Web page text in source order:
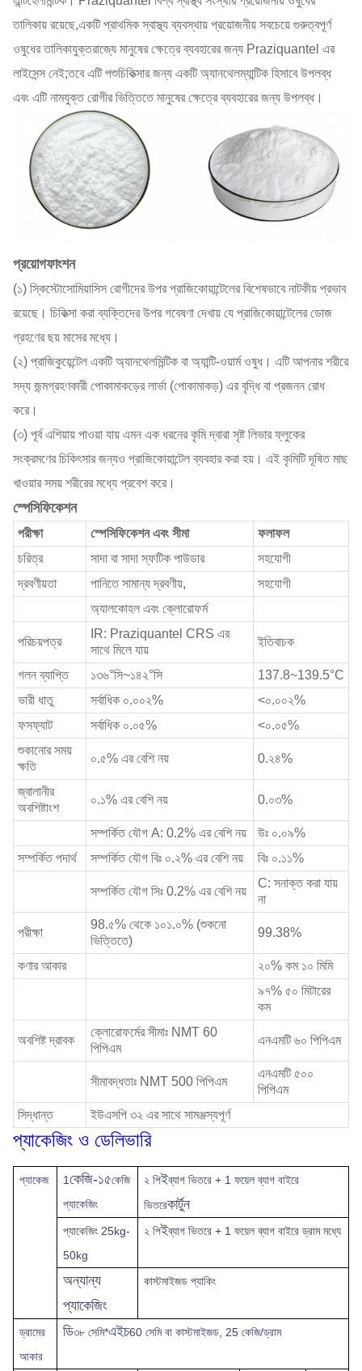
তালিকায় রয়েছে,একটি প্রাথমিক স্বাস্থ্য ব্যবস্থায় প্রয়োজনীয় সবচেয়ে গুরুত্বপূর্ণ
ওষুধের তালিকাযুক্তরাজ্যে মানুষের ক্ষেত্রে ব্যবহারের জন্য Praziquantel এর
লাইসেন্স নেই;তবে এটি পশুচিকিত্সার জন্য একটি অ্যানথেলম্যান্টিক হিসাবে উপলব্ধ
এবং এটি নামযুক্ত রোগীর ভিত্তিতে মানুষের ক্ষেত্রে ব্যবহারের জন্য উপলব্ধ।
প্রয়োগফাংশন
(১) স্কিস্টোসোমিয়াসিস রোগীদের উপর প্রাজিকোয়ান্টেলের বিশেষভাবে নাটকীয় প্রভাব
রয়েছে। চিকিত্সা করা ব্যক্তিদের উপর গবেষণা দেখায় যে প্রাজিকোয়ান্টেলের ডোজ
গ্রহণের ছয় মাসের মধ্যে।
(২) প্রাজিকুয়েন্টেল একটি অ্যানথেলমিন্টিক বা অ্যান্টি-ওয়ার্ম ওষুধ। এটি আপনার শরীরে
সদ্য জন্মগ্রহণকারী পোকামাকড়ের লার্ভা (পোকামাকড়) এর বৃদ্ধি বা প্রজনন রোধ
করে।
(৩) পূর্ব এশিয়ায় পাওয়া যায় এমন এক ধরনের কৃমি দ্বারা সৃষ্ট লিভার ফ্লুকের
সংক্রমণের চিকিৎসার জন্যও প্রাজিকোয়ান্টেল ব্যবহার করা হয়। এই কৃমিটি দূষিত মাছ
খাওয়ার সময় শরীরের মধ্যে প্রবেশ করে।
স্পেসিফিকেশন
পরীক্ষা স্পেসিফিকেশন এবং সীমা
ফলাফল
চরিত্র
সাদা বা সাদা স্ফটিক পাউডার
সহযোগী
দ্রবণীয়তা
পানিতে সামান্য দ্রবণীয়,
সহযোগী
অ্যালকোহল এবং ক্লোরোফর্ম
পরিচয়পত্র
IR: Praziquantel CRS এর
সাথে মিলে যায়
ইতিবাচক
গলন ব্যাপ্তি ১৩৬°সি~১৪২°সি
137.8~139.5°C
ভারী ধাতু
সর্বাধিক ০.০০২%
<০.০০২%
ফসফ্যাট
সর্বাধিক ০.০৫%
<০.০৫%
শুকানোর সময়
ক্ষতি
০.৫% এর বেশি নয় 0.২৪%
জ্বালানীর
অবশিষ্টাংশ
০.১% এর বেশি নয় 0.০৩%
সম্পর্কিত যৌগ A: 0.2% এর বেশি নয়
উঃ ০.০৯%
সম্পর্কিত পদার্থ
সম্পর্কিত যৌগ বিঃ ০.২% এর বেশি নয় বিঃ ০.১১%
সম্পর্কিত যৌগ সিঃ 0.2% এর বেশি নয়
C: সনাক্ত করা যায়
না
পরীক্ষা
98.৫% থেকে ১০১.০% (শুকনো
ভিত্তিতে)
99.38%
কণার আকার
২০% কম ১০ মিমি
৯৭% ৫০ মিটারের
কম
অবশিষ্ট দ্রাবক
ক্লোরোফর্মের সীমাঃ NMT 60
পিপিএম
এনএমটি ৬০ পিপিএম
সীমাবদ্ধতাঃ NMT 500 পিপিএম
এনএমটি ৫০০
পিপিএম
সিদ্ধান্ত
ইউএসপি ৩২ এর সাথে সামঞ্জস্যপূর্ণ
প্যাকেজিং ও ডেলিভারি
প্যাকেজ 1কেজি-১৫কেজি
প্যাকেজিং
২ পিইব্যাগ ভিতরে + 1 ফয়েল ব্যাগ বাইরে
ভিতরেকার্টুন
প্যাকেজিং 25kg-
50kg
২ পিইব্যাগ ভিতরে + 1 ফয়েল ব্যাগ বাইরে ড্রাম মধ্যে
অন্যান্য
প্যাকেজিং
কাস্টমাইজড প্যাকিং
ড্রামের
আকার
ডি৩৮ সেমি*এইচ60 সেমি বা কাস্টমাইজড, 25 কেজি/ড্রাম